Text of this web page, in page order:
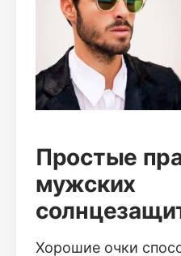
Простые
мужских
Хорошие очки